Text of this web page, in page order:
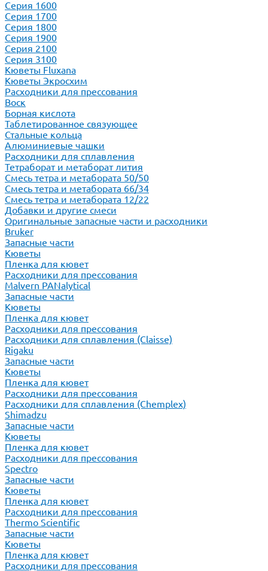
Серия 1600
Серия 1700
Серия 1800
Серия 1900
Серия 2100
Серия 3100
Кюветы Fluxana
Кюветы Экросхим
Расходники для прессования
Воск
Борная кислота
Таблетированное связующее
Стальные кольца
Алюминиевые чашки
Расходники для сплавления
Тетраборат и метаборат лития
Смесь тетра и метабората 50/50
Смесь тетра и метабората 66/34
Смесь тетра и метабората 12/22
Добавки и другие смеси
Оригинальные запасные части и расходники
Bruker
Запасные части
Кюветы
Пленка для кювет
Расходники для прессования
Malvern PANalytical
Запасные части
Кюветы
Пленка для кювет
Расходники для прессования
Расходники для сплавления (Claisse)
Rigaku
Запасные части
Кюветы
Пленка для кювет
Расходники для прессования
Расходники для сплавления (Chemplex)
Shimadzu
Запасные части
Кюветы
Пленка для кювет
Расходники для прессования
Spectro
Запасные части
Кюветы
Пленка для кювет
Расходники для прессования
Thermo Scientific
Запасные части
Кюветы
Пленка для кювет
Расходники для прессования